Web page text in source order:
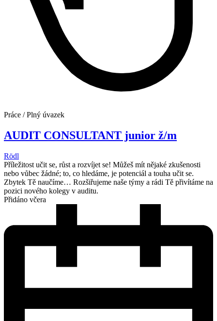
Práce / Plný úvazek
AUDIT CONSULTANT junior ž/m
Rödl
Příležitost učit se, růst a rozvíjet se! Můžeš mít nějaké zkušenosti
nebo vůbec žádné; to, co hledáme, je potenciál a touha učit se.
Zbytek Tě naučíme… Rozšiřujeme naše týmy a rádi Tě přivítáme na
pozici nového kolegy v auditu.
Přidáno včera